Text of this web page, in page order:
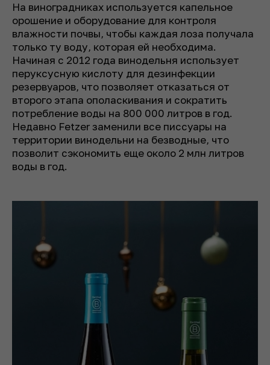
На виноградниках используется капельное
орошение и оборудование для контроля
влажности почвы, чтобы каждая лоза получала
только ту воду, которая ей необходима.
Начиная с 2012 года винодельня использует
пер­уксусную кислоту для дезинфекции
резервуаров, что позволяет отказаться от
второго этапа ополаскивания и сократить
потребление воды на 800 000 литров в год.
Недавно Fetzer заменили все писсуары на
территории винодельни на безводные, что
позволит сэкономить еще около 2 млн литров
воды в год.